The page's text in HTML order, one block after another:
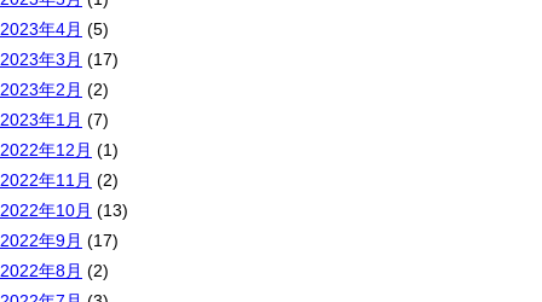
2023年4月 (5)
2023年3月 (17)
2023年2月 (2)
2023年1月 (7)
2022年12月 (1)
2022年11月 (2)
2022年10月 (13)
2022年9月 (17)
2022年8月 (2)